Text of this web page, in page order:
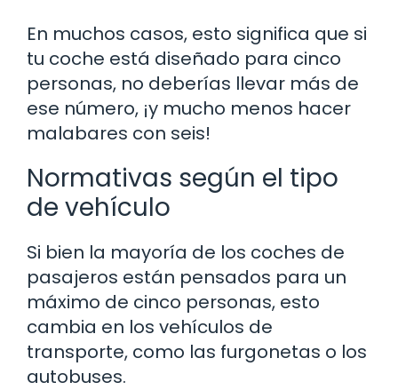
En muchos casos, esto significa que si
tu coche está diseñado para cinco
personas, no deberías llevar más de
ese número, ¡y mucho menos hacer
malabares con seis!
Normativas según el tipo
de vehículo
Si bien la mayoría de los coches de
pasajeros están pensados para un
máximo de cinco personas, esto
cambia en los vehículos de
transporte, como las furgonetas o los
autobuses.